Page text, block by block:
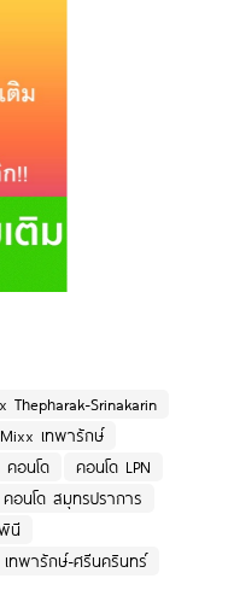
Thepharak-Srinakarin
เทพารักษ์
คอนโด
คอนโด LPN
คอนโด สมุทรปราการ
นี
ทพารักษ์-ศรีนครินทร์